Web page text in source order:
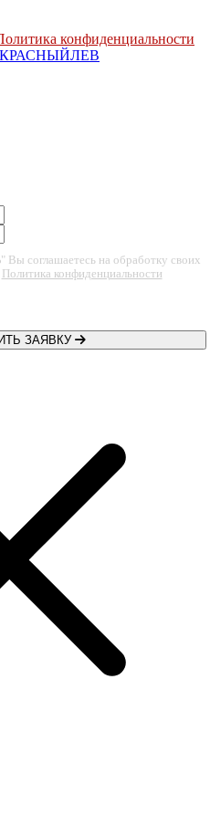
конфиденциальности
КРАСНЫЙЛЕВ
соглашаетесь на обработку своих
Политика конфиденциальности
ЗАЯВКУ